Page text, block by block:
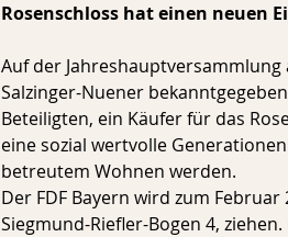
Rosenschloss hat einen neuen
Auf der
Salzinger-Nuener
Beteiligten, ein Käufer für das
eine sozial wertvolle
betreutem Wohnen werden.
Der FDF Bayern wird zum
Siegmund-Riefler-Bogen 4,